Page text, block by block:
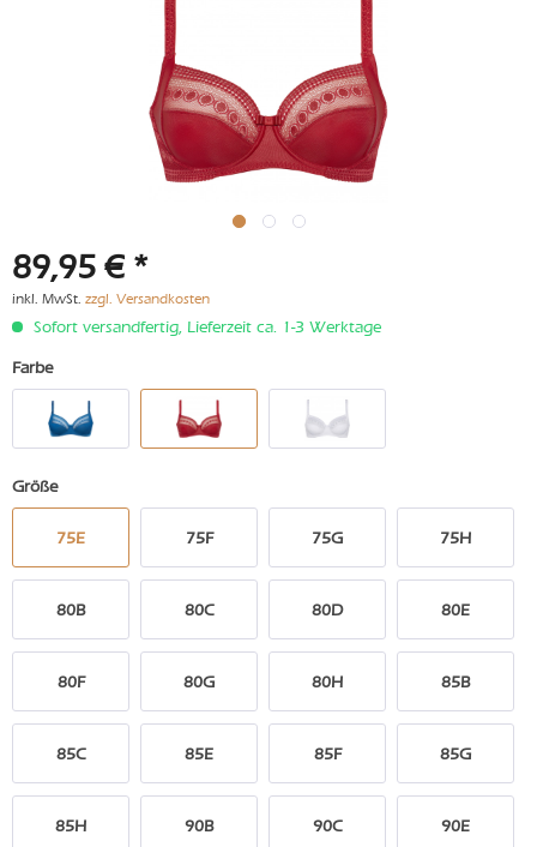
89,95 € *
inkl. MwSt. zzgl. Versandkosten
Sofort versandfertig, Lieferzeit ca. 1-3 Werktage
Farbe
Größe
75E 75F 75G 75H
80B 80C 80D 80E
80F 80G 80H 85B
85C 85E 85F 85G
85H 90B 90C 90E